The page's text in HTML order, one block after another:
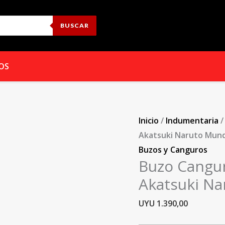
BUSCAR
Inicio / Indumentaria
Akatsuki Naruto
Buzos y Canguros
Buzo
Akatsuki
UYU 1.390,00
Con
Akatsuki
cantidad